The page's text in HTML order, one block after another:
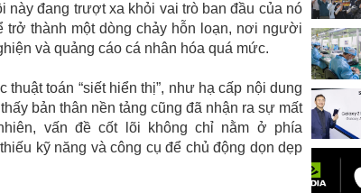
này đang trượt xa khỏi vai trò ban đầu của nó
thành một dòng chảy hỗn loạn, nơi người
và quảng cáo cá nhân hóa quá mức.
toán “siết hiển thị”, như hạ cấp nội dung
bản thân nền tảng cũng đã nhận ra sự mất
vấn đề cốt lõi không chỉ nằm ở phía
kỹ năng và công cụ để chủ động dọn dẹp